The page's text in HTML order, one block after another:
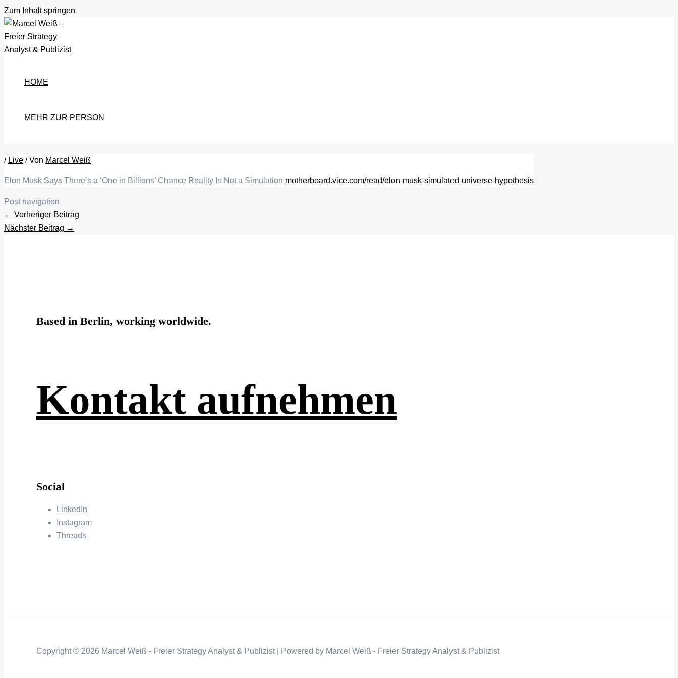
Zum Inhalt springen
HOME
MEHR ZUR PERSON
/ Live / Von Marcel Weiß
Elon Musk Says There’s a ‘One in Billions’ Chance Reality Is Not a Simulation motherboard.vice.com/read/elon-musk-simulated-universe-hypothesis
Post navigation
← Vorheriger Beitrag
Nächster Beitrag →
Based in Berlin, working worldwide.
Kontakt aufnehmen
Social
LinkedIn
Instagram
Threads
Copyright © 2026 Marcel Weiß - Freier Strategy Analyst & Publizist | Powered by Marcel Weiß - Freier Strategy Analyst & Publizist